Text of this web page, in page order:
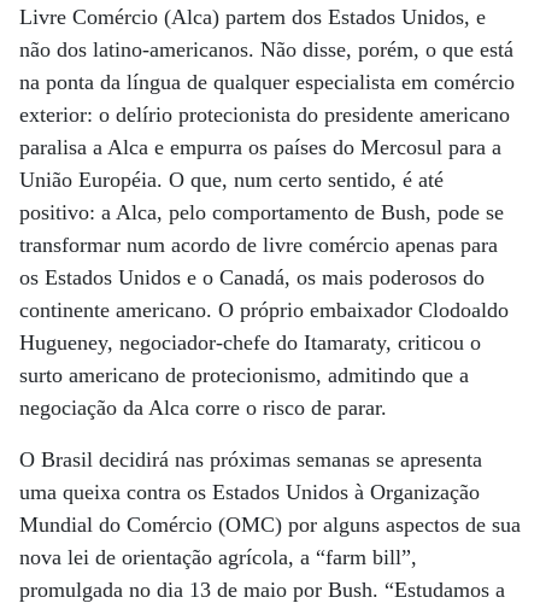
Livre Comércio (Alca) partem dos Estados Unidos, e
não dos latino-americanos. Não disse, porém, o que está
na ponta da língua de qualquer especialista em comércio
exterior: o delírio protecionista do presidente americano
paralisa a Alca e empurra os países do Mercosul para a
União Européia. O que, num certo sentido, é até
positivo: a Alca, pelo comportamento de Bush, pode se
transformar num acordo de livre comércio apenas para
os Estados Unidos e o Canadá, os mais poderosos do
continente americano. O próprio embaixador Clodoaldo
Hugueney, negociador-chefe do Itamaraty, criticou o
surto americano de protecionismo, admitindo que a
negociação da Alca corre o risco de parar.
O Brasil decidirá nas próximas semanas se apresenta
uma queixa contra os Estados Unidos à Organização
Mundial do Comércio (OMC) por alguns aspectos de sua
nova lei de orientação agrícola, a “farm bill”,
promulgada no dia 13 de maio por Bush. “Estudamos a